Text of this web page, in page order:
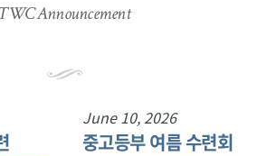
Announcement
June 10, 2026
중고등부 여름 수련회